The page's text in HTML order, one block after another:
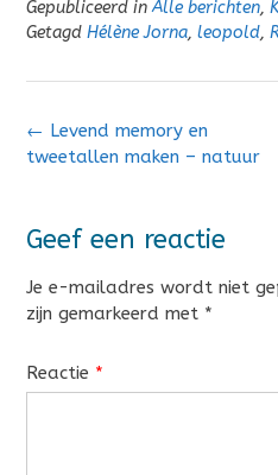
Gepubliceerd inAlle berichten,
Getagd Hélène Jorna, leopold,
Bericht
navigatie
← Levend memory en
tweetallen maken – natuur
Geef een reactie
Je e-mailadres wordt niet
zijn gemarkeerd met *
Reactie *